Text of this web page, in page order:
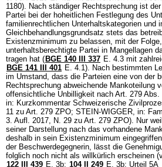
1180). Nach ständiger Rechtsprechung ist
Partei bei der hoheitlichen Festlegung des
familienrechtlichen Unterhaltskategorien und
Gleichbehandlungsgrundsatz stets das
Existenzminimum zu belassen, mit der
unterhaltsberechtigte Partei in Mangellagen
tragen hat ( BGE 140 III 337 E. 4.3 mit
BGE 141 III 401 E. 4.1). Nach bestimmten
im Umstand, dass die Parteien eine von der
Rechtsprechung abweichende Mankoteilung
offensichtliche Unbilligkeit nach Art. 279 Abs.
in: Kurzkommentar Schweizerische
11 zu Art. 279 ZPO; STEIN-WIGGER, in:
3. Aufl. 2017, N. 29 zu Art. 279 ZPO). Nur
seiner Darstellung nach das vorhandene
deshalb in sein Existenzminimum
der Beschwerdegegnerin, lässt die
folglich noch nicht als willkürlich erscheinen
122 III 439 E. 3b; 104 II 249 E. 3b; Urteil